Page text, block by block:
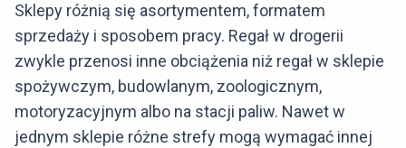
Sklepy różnią się asortymentem, formatem
sprzedaży i sposobem pracy. Regał w drogerii
zwykle przenosi inne obciążenia niż regał w sklepie
spożywczym, budowlanym, zoologicznym,
motoryzacyjnym albo na stacji paliw. Nawet w
jednym sklepie różne strefy mogą wymagać innej